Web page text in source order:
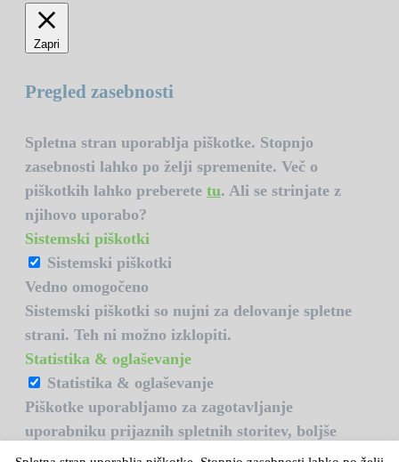
Zapri
Pregled zasebnosti
Spletna stran uporablja piškotke. Stopnjo
zasebnosti lahko po želji spremenite. Več o
piškotkih lahko preberete tu. Ali se strinjate z
njihovo uporabo?
Sistemski piškotki
Sistemski piškotki
Vedno omogočeno
Sistemski piškotki so nujni za delovanje spletne
strani. Teh ni možno izklopiti.
Statistika & oglaševanje
Statistika & oglaševanje
Piškotke uporabljamo za zagotavljanje
uporabniku prijaznih spletnih storitev, boljše
uporabniške izkušnje in spremljanje statistike